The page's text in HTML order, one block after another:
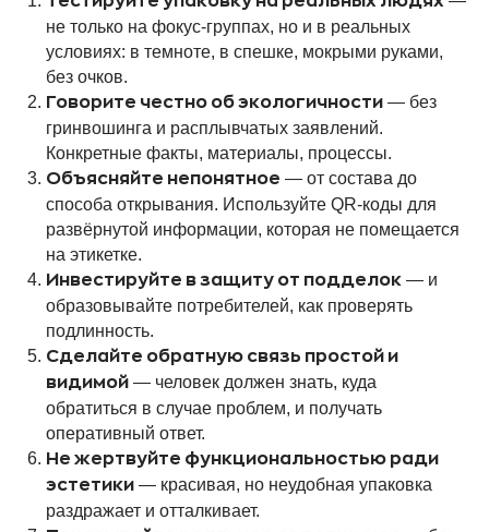
не только на фокус-группах, но и в реальных
условиях: в темноте, в спешке, мокрыми руками,
без очков.
Говорите честно об экологичности — без
гринвошинга и расплывчатых заявлений.
Конкретные факты, материалы, процессы.
Объясняйте непонятное — от состава до
способа открывания. Используйте QR-коды для
развёрнутой информации, которая не помещается
на этикетке.
Инвестируйте в защиту от подделок — и
образовывайте потребителей, как проверять
подлинность.
Сделайте обратную связь простой и
видимой — человек должен знать, куда
обратиться в случае проблем, и получать
оперативный ответ.
Не жертвуйте функциональностью ради
эстетики — красивая, но неудобная упаковка
раздражает и отталкивает.